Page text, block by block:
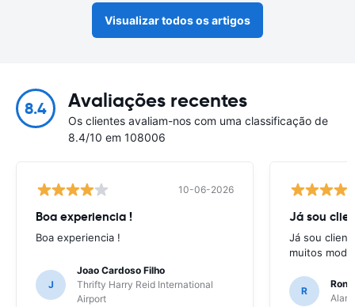
Visualizar todos os artigos
8.4 Avaliações recentes
Os clientes avaliam-nos com uma classificação de
8.4/10 em 108006
10-06-2026
Boa experiencia !
Boa experiencia !
J
Joao Cardoso Filho
Thrifty Harry Reid International
Airport
Já sou
Já sou
muitos
R